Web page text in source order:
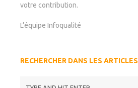
votre contribution.
L’équipe Infoqualité
RECHERCHER DANS LES ARTICLES